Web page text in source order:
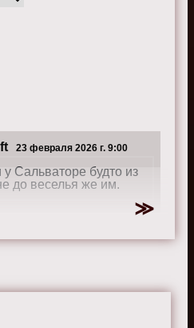
23 февраля 2026 г. 9:00
Сальваторе будто из
до веселья же им.
персонаж, каждый